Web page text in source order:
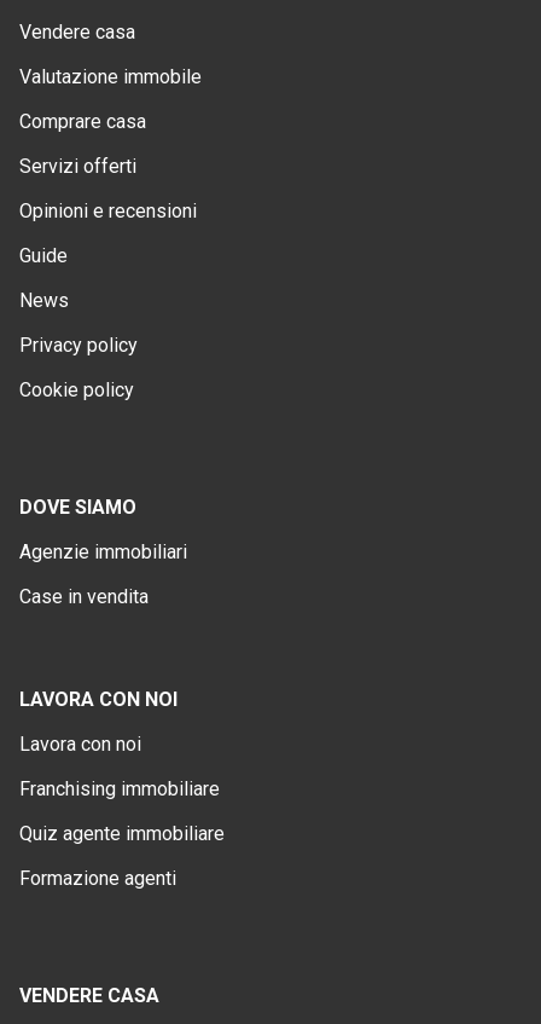
Vendere casa
Valutazione immobile
Comprare casa
Servizi offerti
Opinioni e recensioni
Guide
News
Privacy policy
Cookie policy
DOVE SIAMO
Agenzie immobiliari
Case in vendita
LAVORA CON NOI
Lavora con noi
Franchising immobiliare
Quiz agente immobiliare
Formazione agenti
VENDERE CASA